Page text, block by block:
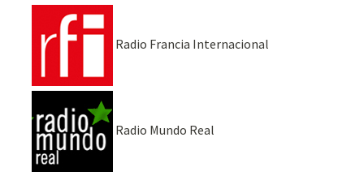
Radio Francia Internacional
Radio Mundo Real